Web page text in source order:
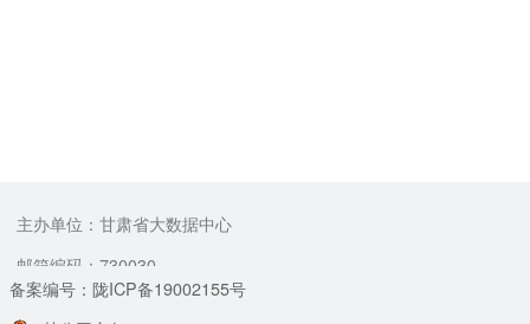
主办单位：甘肃省大数据中心
邮箱编码：730030
备案编号：陇ICP备19002155号